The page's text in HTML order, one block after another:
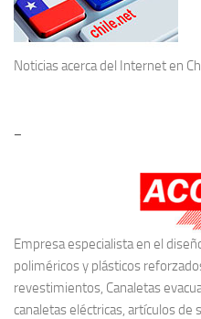
Noticias acerca del Internet en
–
Empresa especialista en el
poliméricos y plásticos
revestimientos, Canaletas
canaletas eléctricas, artículos de